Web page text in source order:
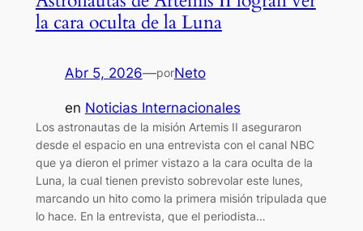
la cara oculta de la Luna
Abr 5, 2026—porNeto
en Noticias Internacionales
Los astronautas de la misión Artemis II aseguraron
desde el espacio en una entrevista con el canal NBC
que ya dieron el primer vistazo a la cara oculta de la
Luna, la cual tienen previsto sobrevolar este lunes,
marcando un hito como la primera misión tripulada que
lo hace. En la entrevista, que el periodista…